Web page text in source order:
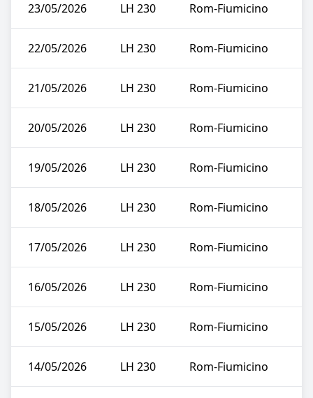
23/05/2026 LH 230 Rom-Fiumicino
22/05/2026 LH 230 Rom-Fiumicino
21/05/2026 LH 230 Rom-Fiumicino
20/05/2026 LH 230 Rom-Fiumicino
19/05/2026 LH 230 Rom-Fiumicino
18/05/2026 LH 230 Rom-Fiumicino
17/05/2026 LH 230 Rom-Fiumicino
16/05/2026 LH 230 Rom-Fiumicino
15/05/2026 LH 230 Rom-Fiumicino
14/05/2026 LH 230 Rom-Fiumicino